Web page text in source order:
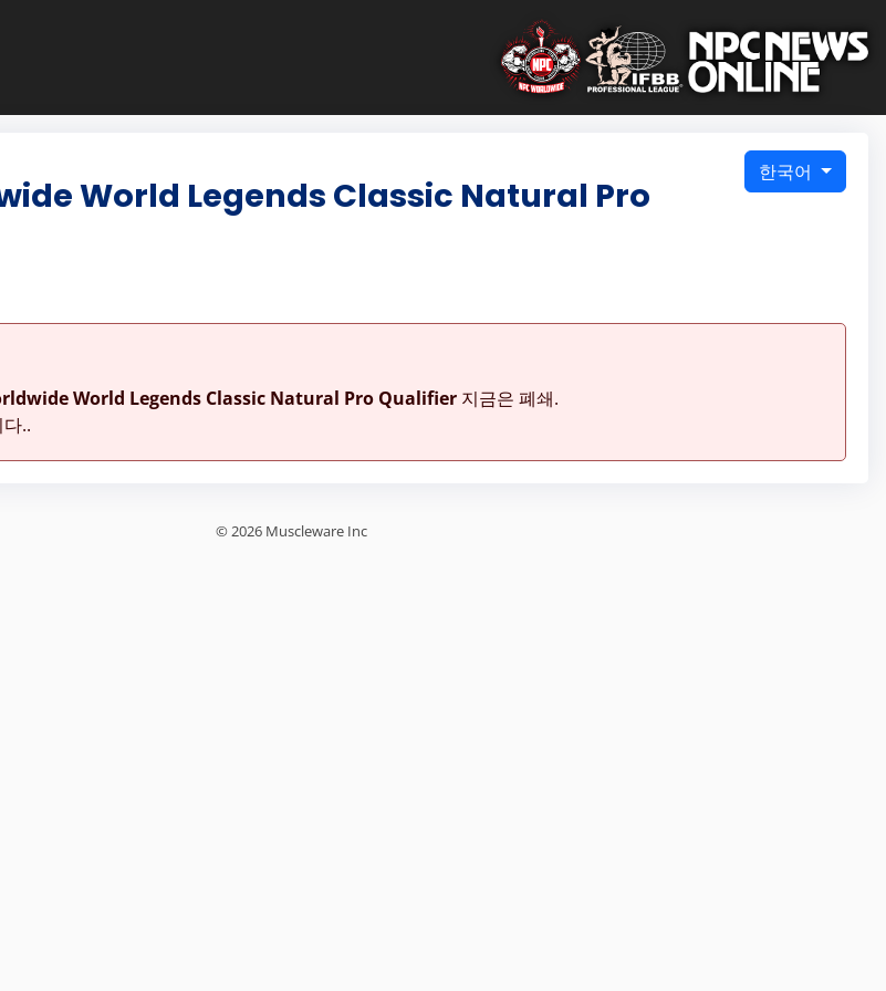
한국어
World Legends Classic Natural Pro
World Legends Classic Natural Pro Qualifier지금은 폐쇄.
..
© 2026 Muscleware Inc